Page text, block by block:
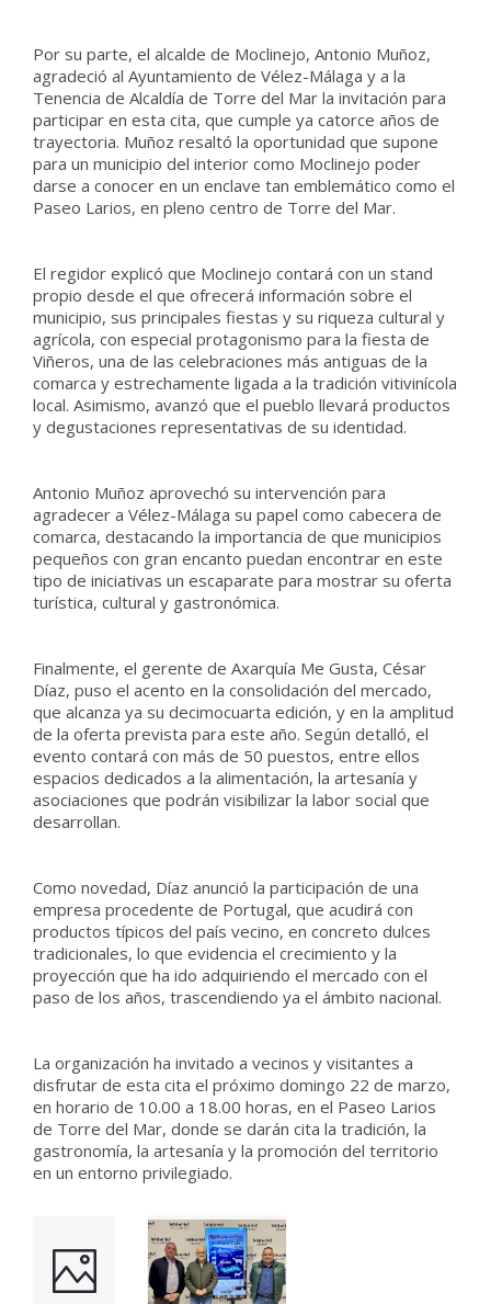
Por su parte, el alcalde de Moclinejo, Antonio Muñoz,
agradeció al Ayuntamiento de Vélez-Málaga y a la
Tenencia de Alcaldía de Torre del Mar la invitación para
participar en esta cita, que cumple ya catorce años de
trayectoria. Muñoz resaltó la oportunidad que supone
para un municipio del interior como Moclinejo poder
darse a conocer en un enclave tan emblemático como el
Paseo Larios, en pleno centro de Torre del Mar.
El regidor explicó que Moclinejo contará con un stand
propio desde el que ofrecerá información sobre el
municipio, sus principales fiestas y su riqueza cultural y
agrícola, con especial protagonismo para la fiesta de
Viñeros, una de las celebraciones más antiguas de la
comarca y estrechamente ligada a la tradición vitivinícola
local. Asimismo, avanzó que el pueblo llevará productos
y degustaciones representativas de su identidad.
Antonio Muñoz aprovechó su intervención para
agradecer a Vélez-Málaga su papel como cabecera de
comarca, destacando la importancia de que municipios
pequeños con gran encanto puedan encontrar en este
tipo de iniciativas un escaparate para mostrar su oferta
turística, cultural y gastronómica.
Finalmente, el gerente de Axarquía Me Gusta, César
Díaz, puso el acento en la consolidación del mercado,
que alcanza ya su decimocuarta edición, y en la amplitud
de la oferta prevista para este año. Según detalló, el
evento contará con más de 50 puestos, entre ellos
espacios dedicados a la alimentación, la artesanía y
asociaciones que podrán visibilizar la labor social que
desarrollan.
Como novedad, Díaz anunció la participación de una
empresa procedente de Portugal, que acudirá con
productos típicos del país vecino, en concreto dulces
tradicionales, lo que evidencia el crecimiento y la
proyección que ha ido adquiriendo el mercado con el
paso de los años, trascendiendo ya el ámbito nacional.
La organización ha invitado a vecinos y visitantes a
disfrutar de esta cita el próximo domingo 22 de marzo,
en horario de 10.00 a 18.00 horas, en el Paseo Larios
de Torre del Mar, donde se darán cita la tradición, la
gastronomía, la artesanía y la promoción del territorio
en un entorno privilegiado.